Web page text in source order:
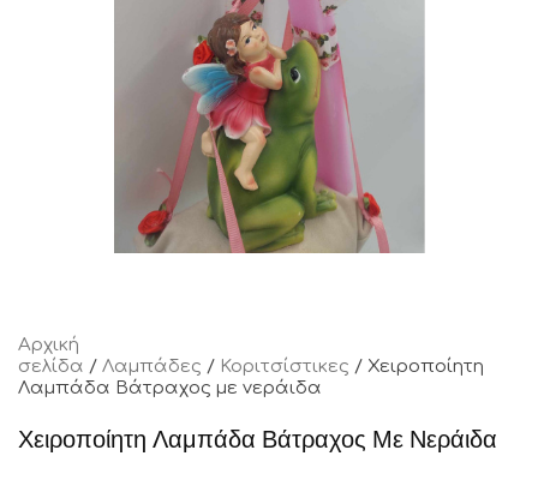
Αρχική
σελίδα / Λαμπάδες / Κοριτσίστικες / Χειροποίητη
Λαμπάδα Βάτραχος με νεράιδα
Χειροποίητη Λαμπάδα Βάτραχος Με Νεράιδα